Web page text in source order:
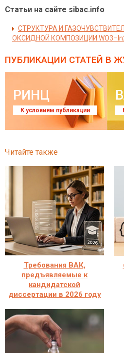
Статьи на сайте sibac.info
СТРУКТУРА И
ОКСИДНОЙ КОМПОЗИЦИИ
ПУБЛИКАЦИИ СТАТЕЙ В
РИНЦ
К условиям публикации
Читайте также
Требования ВАК,
предъявляемые к
кандидатской
диссертации в 2026 году